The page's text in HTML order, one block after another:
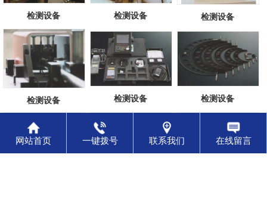
检测设备 检测设备 检测设备
检测设备 检测设备 检测设备
网站首页 一键拨号 联系我们 在线留言